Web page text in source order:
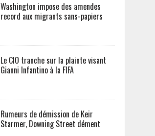
Washington impose des amendes
record aux migrants sans-papiers
Le CIO tranche sur la plainte visant
Gianni Infantino à la FIFA
Rumeurs de démission de Keir
Starmer, Downing Street dément